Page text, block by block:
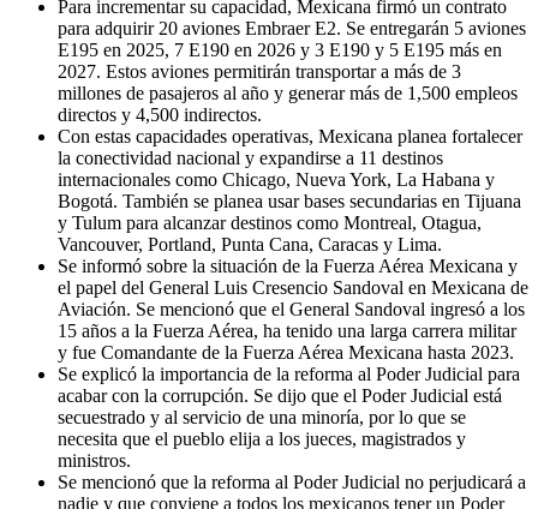
Para incrementar su capacidad, Mexicana firmó un contrato
para adquirir 20 aviones Embraer E2. Se entregarán 5 aviones
E195 en 2025, 7 E190 en 2026 y 3 E190 y 5 E195 más en
2027. Estos aviones permitirán transportar a más de 3
millones de pasajeros al año y generar más de 1,500 empleos
directos y 4,500 indirectos.
Con estas capacidades operativas, Mexicana planea fortalecer
la conectividad nacional y expandirse a 11 destinos
internacionales como Chicago, Nueva York, La Habana y
Bogotá. También se planea usar bases secundarias en Tijuana
y Tulum para alcanzar destinos como Montreal, Otagua,
Vancouver, Portland, Punta Cana, Caracas y Lima.
Se informó sobre la situación de la Fuerza Aérea Mexicana y
el papel del General Luis Cresencio Sandoval en Mexicana de
Aviación. Se mencionó que el General Sandoval ingresó a los
15 años a la Fuerza Aérea, ha tenido una larga carrera militar
y fue Comandante de la Fuerza Aérea Mexicana hasta 2023.
Se explicó la importancia de la reforma al Poder Judicial para
acabar con la corrupción. Se dijo que el Poder Judicial está
secuestrado y al servicio de una minoría, por lo que se
necesita que el pueblo elija a los jueces, magistrados y
ministros.
Se mencionó que la reforma al Poder Judicial no perjudicará a
nadie y que conviene a todos los mexicanos tener un Poder